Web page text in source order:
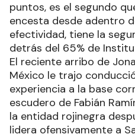
puntos, es el segundo
encesta desde adentro
efectividad, tiene la
detrás del 65% de
El reciente arribo de
México le trajo
experiencia a la base
escudero de Fabián
la entidad rojinegra
lidera ofensivamente a